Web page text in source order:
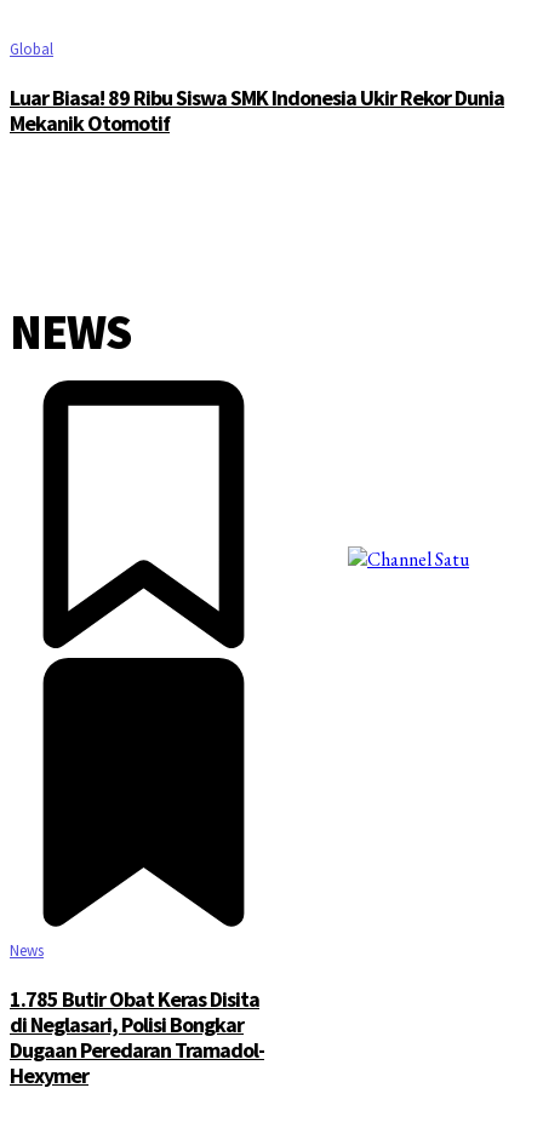
Global
Luar Biasa! 89 Ribu Siswa SMK Indonesia Ukir Rekor Dunia
Mekanik Otomotif
NEWS
News
1.785 Butir Obat Keras Disita
di Neglasari, Polisi Bongkar
Dugaan Peredaran Tramadol-
Hexymer